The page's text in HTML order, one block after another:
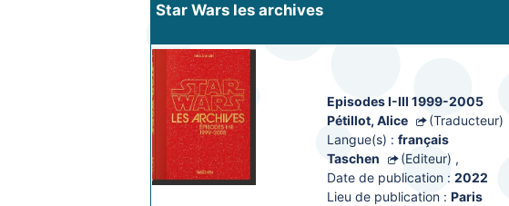
Star Wars les archives
Episodes I-III 1999-2005
Pétillot, Alice
(Traducteur)
Langue(s) : français
Taschen
(Editeur) ,
Date de publication : 2022
Lieu de publication : Paris